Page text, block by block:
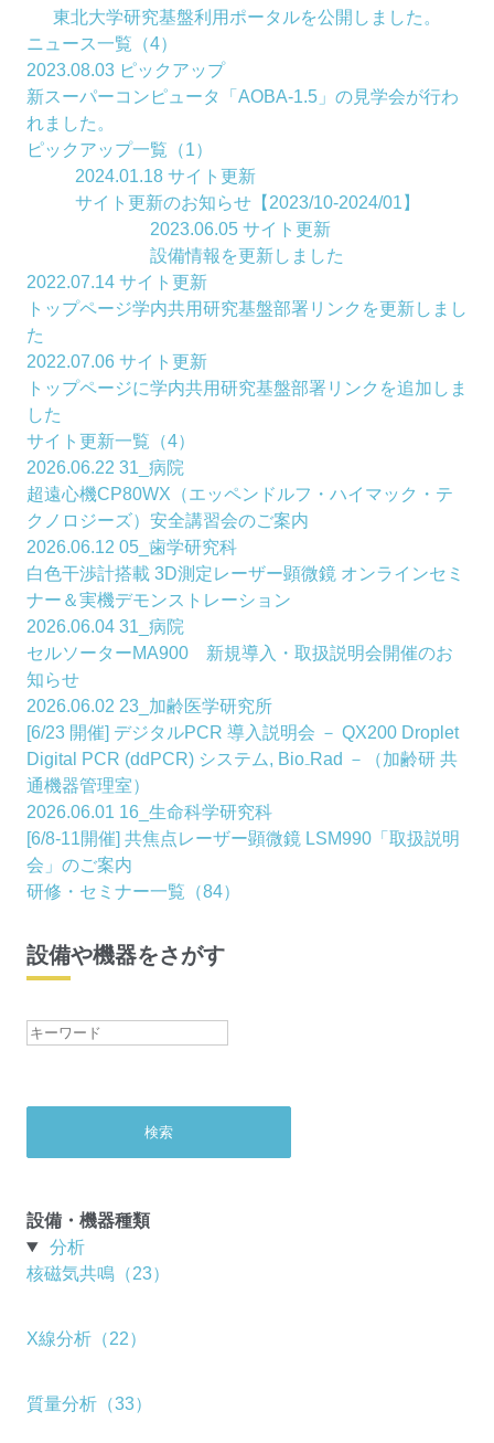
東北大学研究基盤利用ポータルを公開しました。
ニュース一覧（4）
2023.08.03 ピックアップ
新スーパーコンピュータ「AOBA-1.5」の見学会が行わ
れました。
ピックアップ一覧（1）
2024.01.18 サイト更新
サイト更新のお知らせ【2023/10-2024/01】
2023.06.05 サイト更新
設備情報を更新しました
2022.07.14 サイト更新
トップページ学内共用研究基盤部署リンクを更新しまし
た
2022.07.06 サイト更新
トップページに学内共用研究基盤部署リンクを追加しま
した
サイト更新一覧（4）
2026.06.22 31_病院
超遠心機CP80WX（エッペンドルフ・ハイマック・テ
クノロジーズ）安全講習会のご案内
2026.06.12 05_歯学研究科
白色干渉計搭載 3D測定レーザー顕微鏡 オンラインセミ
ナー＆実機デモンストレーション
2026.06.04 31_病院
セルソーターMA900 新規導入・取扱説明会開催のお
知らせ
2026.06.02 23_加齢医学研究所
[6/23 開催] デジタルPCR 導入説明会 － QX200 Droplet
Digital PCR (ddPCR) システム, Bio₋Rad －（加齢研 共
通機器管理室）
2026.06.01 16_生命科学研究科
[6/8-11開催] 共焦点レーザー顕微鏡 LSM990「取扱説明
会」のご案内
研修・セミナー一覧（84）
設備や機器をさがす
設備・機器種類
分析
核磁気共鳴（23）
X線分析（22）
質量分析（33）